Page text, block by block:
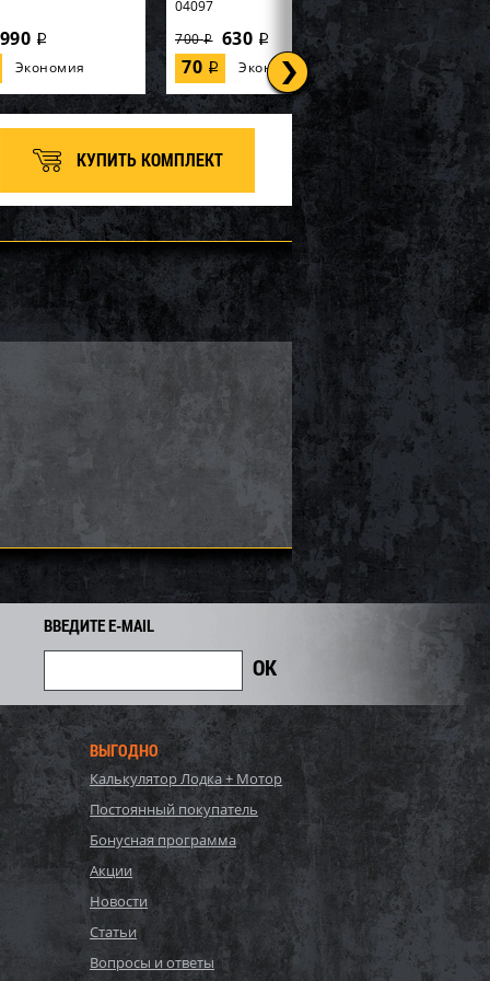
990 i
Экономия
04097
700i 630 i
70 i Экономия
хода)
50-03-044
Экономия
Демпфер (ограничитель хода)
лыжи BRP 08-325-11
(ограничитель хода)
VK540 50-03-033
810
Демпфер (ограничитель хода)
задней подвески Polaris SM-
04098
700 i 623
77 i Экономия
КУПИТЬ КОМПЛЕКТ
ВВЕДИТЕ E-MAIL
ВЫГОДНО
Калькулятор Лодка + Мотор
Постоянный покупатель
Бонусная программа
Акции
Новости
Статьи
Вопросы и ответы